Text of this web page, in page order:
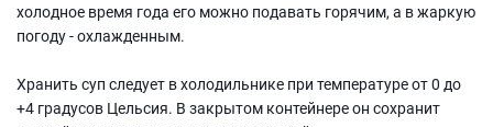
холодное время года его можно подавать горячим, а в жаркую
погоду - охлажденным.
Хранить суп следует в холодильнике при температуре от 0 до
+4 градусов Цельсия. В закрытом контейнере он сохранит